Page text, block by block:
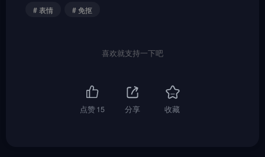
# 表情
# 免抠
喜欢就支持一下吧
点赞15 分享 收藏